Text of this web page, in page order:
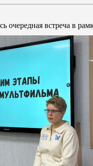
очередная встреча в